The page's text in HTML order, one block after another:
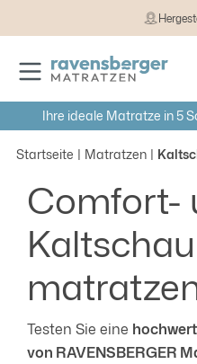
Zum Hauptinhalt springen
Ihre ideale Matratze in 5
Startseite Matratzen
Comfort-
Testen Sie eine
von RAVENSBERGER